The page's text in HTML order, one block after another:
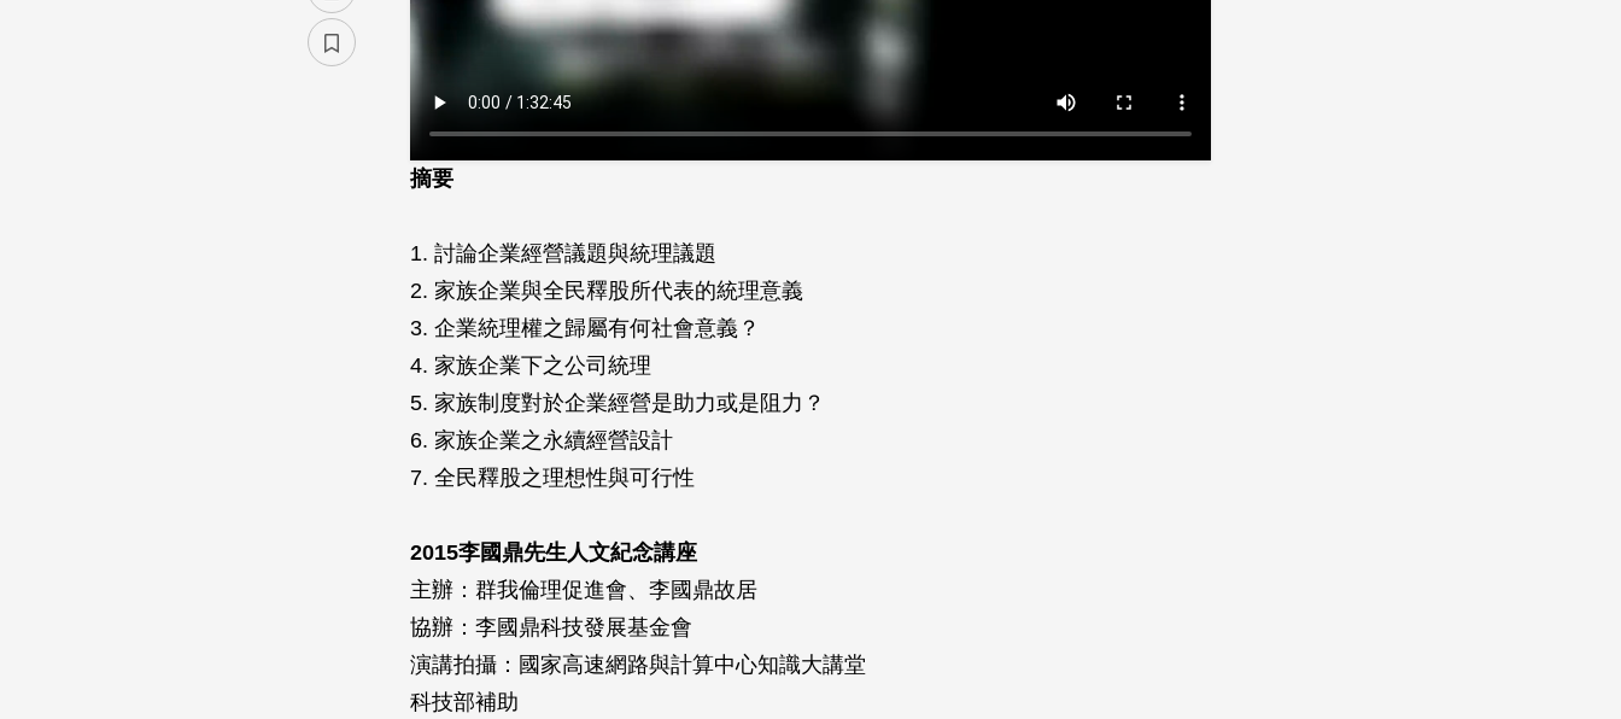
摘要
1. 討論企業經營議題與統理議題
2. 家族企業與全民釋股所代表的統理意義
3. 企業統理權之歸屬有何社會意義？
4. 家族企業下之公司統理
5. 家族制度對於企業經營是助力或是阻力？
6. 家族企業之永續經營設計
7. 全民釋股之理想性與可行性
2015李國鼎先生人文紀念講座
主辦：群我倫理促進會、李國鼎故居
協辦：李國鼎科技發展基金會
演講拍攝：國家高速網路與計算中心知識大講堂
科技部補助